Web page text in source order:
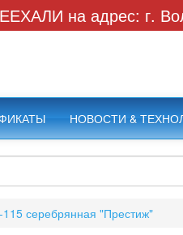
на адрес: г.
НОВОСТИ &
серебрянная "Престиж"